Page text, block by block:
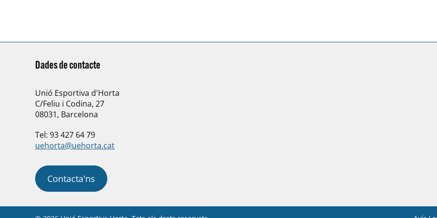
El cap de setmana del…
Dades de contacte
Unió Esportiva d'Horta
C/Feliu i Codina, 27
08031, Barcelona
Tel: 93 427 64 79
uehorta@uehorta.cat
Contacta'ns